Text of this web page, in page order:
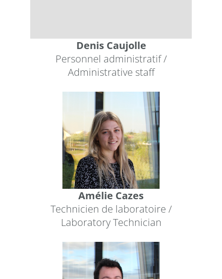
Denis Caujolle
Personnel administratif /
Administrative staff
Amélie Cazes
Technicien de laboratoire /
Laboratory Technician